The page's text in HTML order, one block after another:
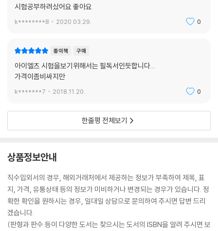
시험공부하려샀어요 좋아요
k********8 2020.03.29. 0
종이책 구매
아이엘츠 시험을보기위해서는 필독서인듯합니다...
가격이좀비싸지만
k*******7 2018.11.20. 0
한줄평 전체보기
상품정보안내
직수입외서의 경우, 해외거래처에서 제공하는 정보가 부족하여 제목, 표
지, 가격, 유통상태 등의 정보가 미비하거나 변경되는 경우가 있습니다. 정
확한 확인을 원하시는 경우, 일대일 상담으로 문의하여 주시면 답변 드리
겠습니다.
(판형과 판수 등이 다양한 도서는 찾으시는 도서의 ISBN을 알려 주시면 보